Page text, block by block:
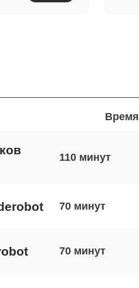
Время
110
70
70